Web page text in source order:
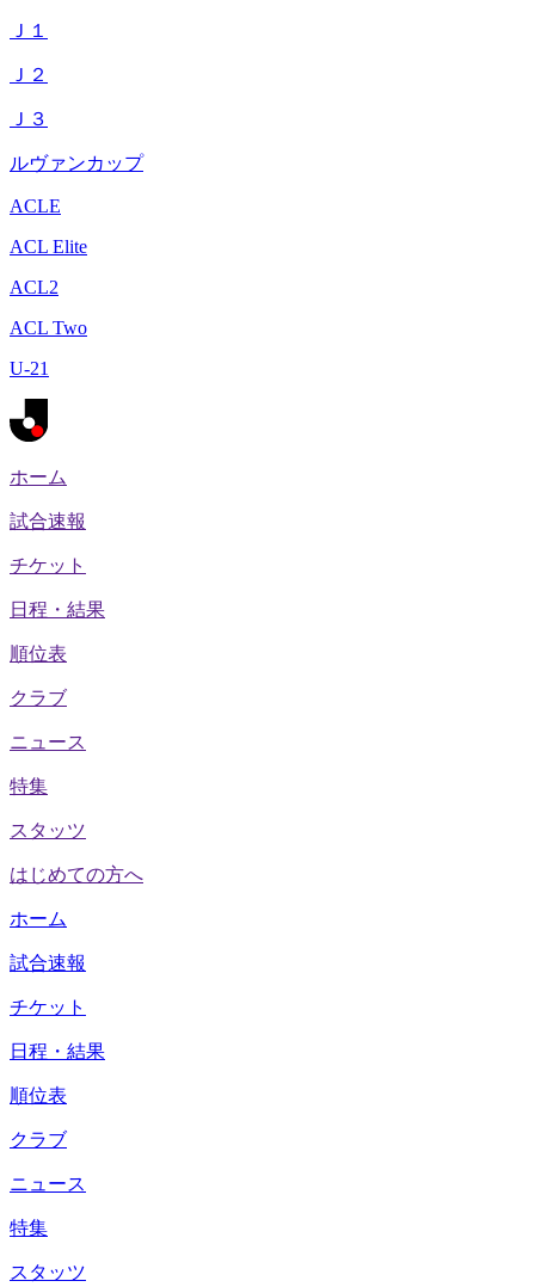
Ｊ１
Ｊ２
Ｊ３
ルヴァンカップ
ACLE
ACL Elite
ACL2
ACL Two
U-21
ホーム
試合速報
チケット
日程・結果
順位表
クラブ
ニュース
特集
スタッツ
はじめての方へ
ホーム
試合速報
チケット
日程・結果
順位表
クラブ
ニュース
特集
スタッツ